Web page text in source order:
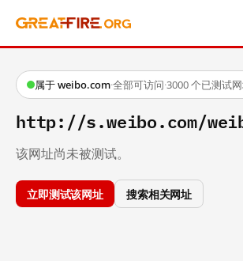
属于 weibo.com·全部可访问·3000 个已测试
http://s.weibo.com/
该网址尚未被测试。
立即测试该网址 搜索相关网址